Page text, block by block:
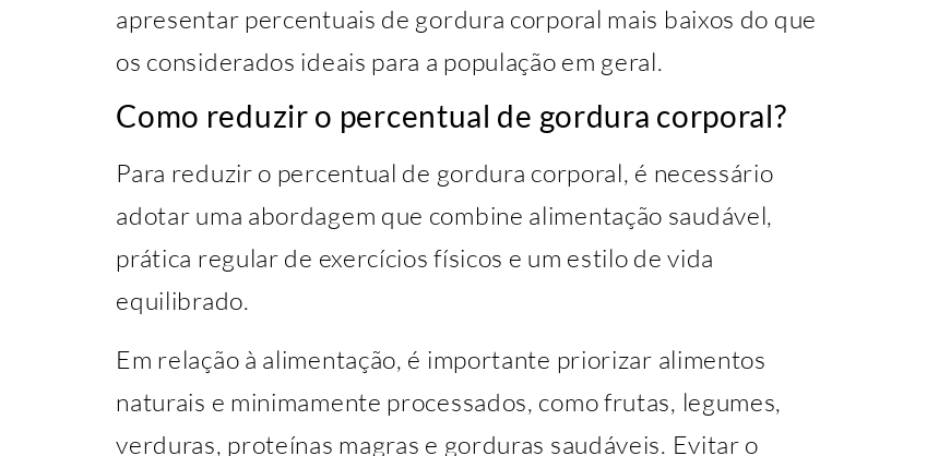
apresentar percentuais de gordura corporal mais baixos do que
os considerados ideais para a população em geral.
Como reduzir o percentual de gordura corporal?
Para reduzir o percentual de gordura corporal, é necessário
adotar uma abordagem que combine alimentação saudável,
prática regular de exercícios físicos e um estilo de vida
equilibrado.
Em relação à alimentação, é importante priorizar alimentos
naturais e minimamente processados, como frutas, legumes,
verduras, proteínas magras e gorduras saudáveis. Evitar o